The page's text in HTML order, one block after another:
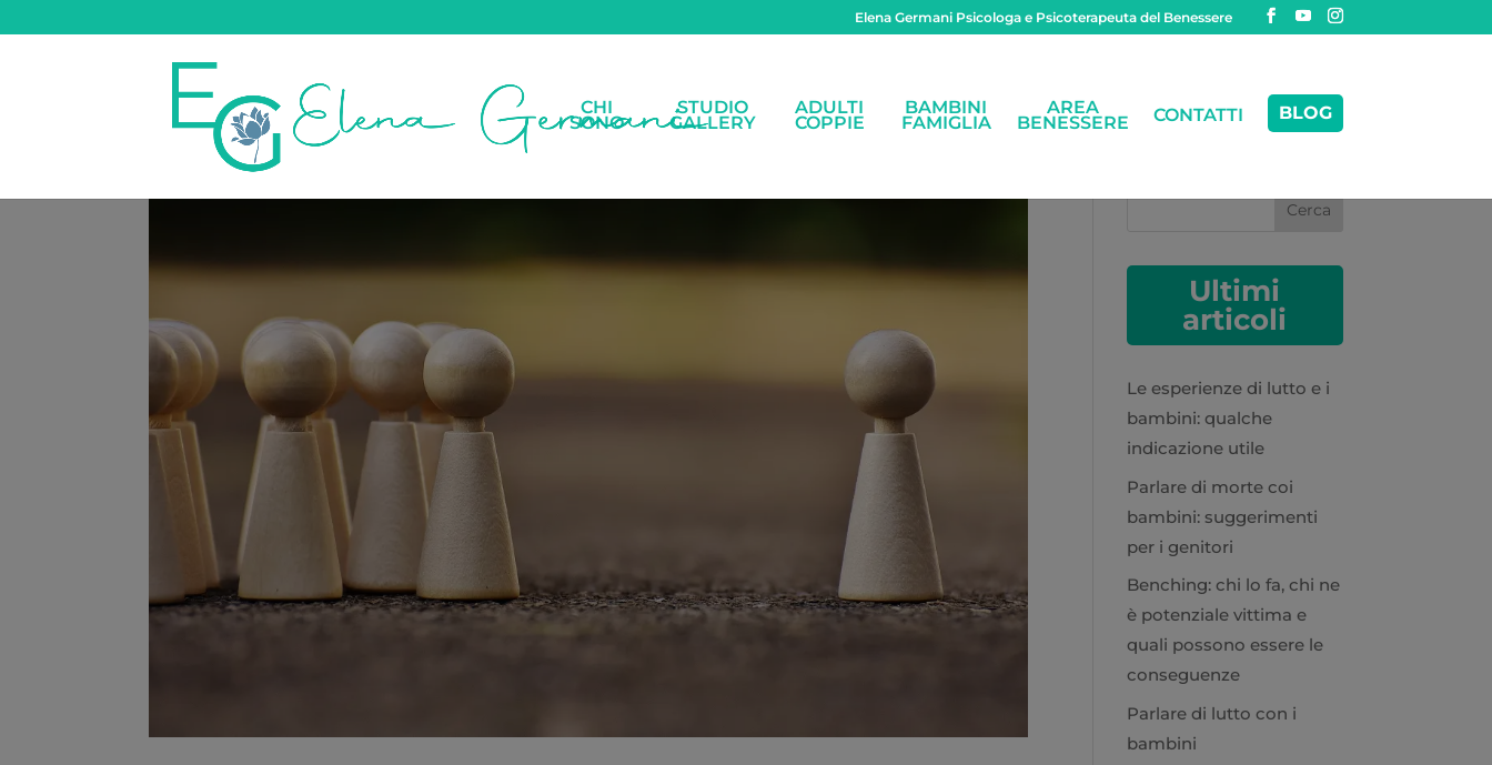
Elena Germani Psicologa e Psicoterapeuta del Benessere
CHI
SONO
STUDIO
GALLERY
ADULTI
COPPIE
BAMBINI
FAMIGLIA
AREA
BENESSERE CONTATTI BLOG
Cerca
Ultimi
articoli
Le esperienze di lutto e i
bambini: qualche
indicazione utile
Parlare di morte coi
bambini: suggerimenti
per i genitori
Benching: chi lo fa, chi ne
è potenziale vittima e
quali possono essere le
conseguenze
Parlare di lutto con i
bambini